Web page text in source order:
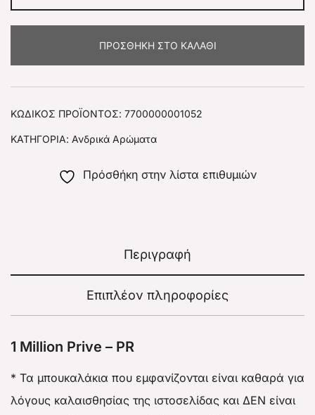
ΠΡΟΣΘΉΚΗ ΣΤΟ ΚΑΛΆΘΙ
ΚΩΔΙΚΌΣ ΠΡΟΪΌΝΤΟΣ: 7700000001052
ΚΑΤΗΓΟΡΊΑ: Ανδρικά Αρώματα
Πρόσθήκη στην λίστα επιθυμιών
Περιγραφή
Επιπλέον πληροφορίες
1 Million Prive – PR
* Τα μπουκαλάκια που εμφανίζονται είναι καθαρά για
λόγους καλαισθησίας της ιστοσελίδας και ΔΕΝ είναι